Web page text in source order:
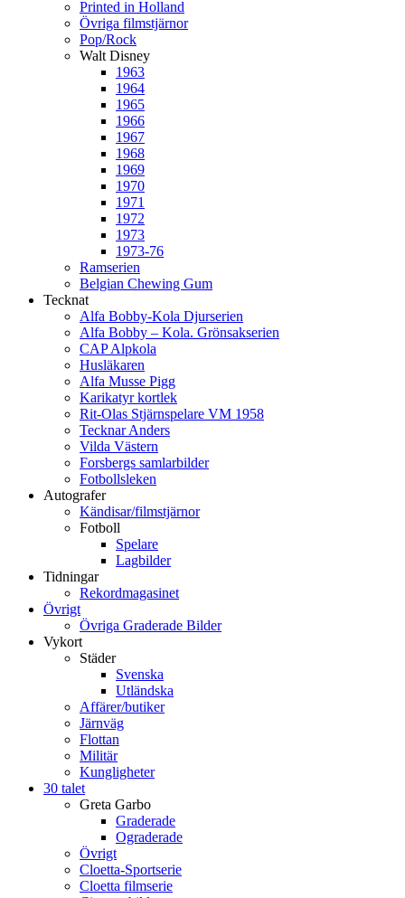
Printed in Holland
Övriga filmstjärnor
Pop/Rock
Walt Disney
1963
1964
1965
1966
1967
1968
1969
1970
1971
1972
1973
1973-76
Ramserien
Belgian Chewing Gum
Tecknat
Alfa Bobby-Kola Djurserien
Alfa Bobby – Kola. Grönsakserien
CAP Alpkola
Husläkaren
Alfa Musse Pigg
Karikatyr kortlek
Rit-Olas Stjärnspelare VM 1958
Tecknar Anders
Vilda Västern
Forsbergs samlarbilder
Fotbollsleken
Autografer
Kändisar/filmstjärnor
Fotboll
Spelare
Lagbilder
Tidningar
Rekordmagasinet
Övrigt
Övriga Graderade Bilder
Vykort
Städer
Svenska
Utländska
Affärer/butiker
Järnväg
Flottan
Militär
Kungligheter
30 talet
Greta Garbo
Graderade
Ograderade
Övrigt
Cloetta-Sportserie
Cloetta filmserie